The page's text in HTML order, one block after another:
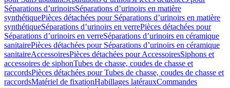
Séparations d’urinoirsSéparations d’urinoirs en matière
synthétiquePièces détachées pour Séparations d’urinoirs en matière
synthétiqueSéparations d’urinoirs en verrePièces détachées pour
Séparations d’urinoirs en verreSéparations d’urinoirs en céramique
sanitairePièces détachées pour Séparations d’urinoirs en céramique
sanitaireAccessoiresPièces détachées pour AccessoiresSiphons et
accessoires de siphonTubes de chasse, coudes de chasse et
raccordsPièces détachées pour Tubes de chasse, coudes de chasse et
raccordsMatériel de fixationHabillages latérauxCommandes